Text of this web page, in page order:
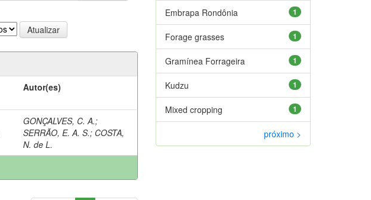
Autor(es)
GONÇALVES, C. A.;
SERRÃO, E. A. S.; COSTA,
N. de L.
1
Embrapa Rondônia
1
Forage grasses
1
Gramínea Forrageira
1
Kudzu
1
Mixed cropping
próximo >